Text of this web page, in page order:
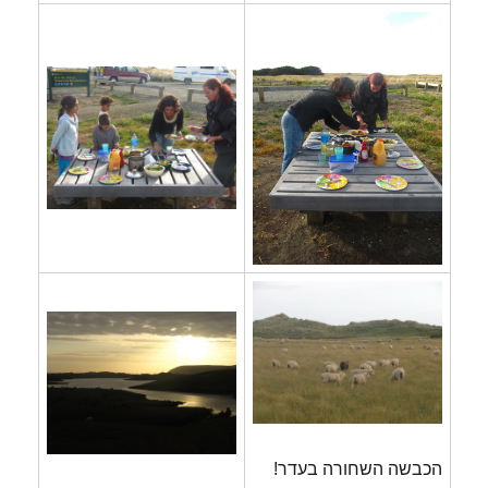
הכבשה השחורה בעדר!